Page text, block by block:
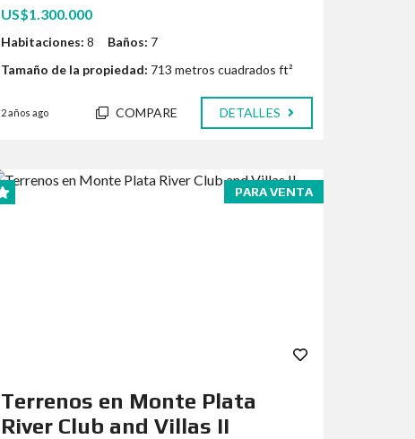
US$1.300.000
Habitaciones:8 Baños: 7
Tamaño de la propiedad: 713 metros cuadrados ft²
2 años ago COMPARE DETALLES
PARA VENTA
Terrenos en Monte Plata
River Club and Villas II